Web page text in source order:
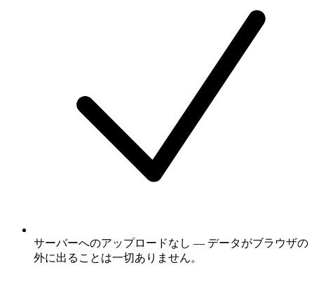
サーバーへのアップロードなし — データがブラウザの
外に出ることは一切ありません。